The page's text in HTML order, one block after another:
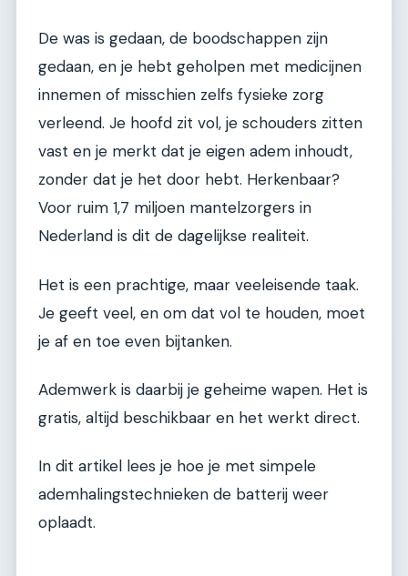
De was is gedaan, de boodschappen zijn
gedaan, en je hebt geholpen met medicijnen
innemen of misschien zelfs fysieke zorg
verleend. Je hoofd zit vol, je schouders zitten
vast en je merkt dat je eigen adem inhoudt,
zonder dat je het door hebt. Herkenbaar?
Voor ruim 1,7 miljoen mantelzorgers in
Nederland is dit de dagelijkse realiteit.
Het is een prachtige, maar veeleisende taak.
Je geeft veel, en om dat vol te houden, moet
je af en toe even bijtanken.
Ademwerk is daarbij je geheime wapen. Het is
gratis, altijd beschikbaar en het werkt direct.
In dit artikel lees je hoe je met simpele
ademhalingstechnieken de batterij weer
oplaadt.